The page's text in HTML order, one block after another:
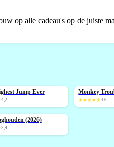
op alle cadeau's op de juiste
Jump Ever
4,2
NIEUW
Monkey
★★★★★4,6
(2026)
3,9